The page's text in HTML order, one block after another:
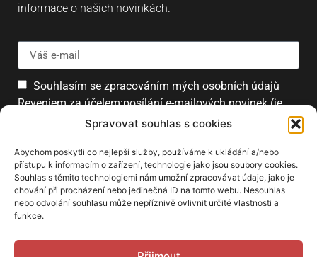
Spravovat souhlas s cookies
Abychom poskytli co nejlepší služby, používáme k ukládání a/nebo
přístupu k informacím o zařízení, technologie jako jsou soubory cookies.
Souhlas s těmito technologiemi nám umožní zpracovávat údaje, jako je
chování při procházení nebo jedinečná ID na tomto webu. Nesouhlas
nebo odvolání souhlasu může nepříznivě ovlivnit určité vlastnosti a
funkce.
informace o našich novinkách.
Souhlasím se zpracováním mých osobních údajů
Reveniem za účelem:posílání e-mailových novinek (je
možné se kdykoliv odhlásit).
Přihlásit
PARTNEŘI